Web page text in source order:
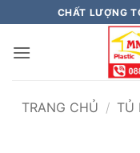
qua
nội
CHẤT LƯỢNG
TRANG CHỦ / TỦ